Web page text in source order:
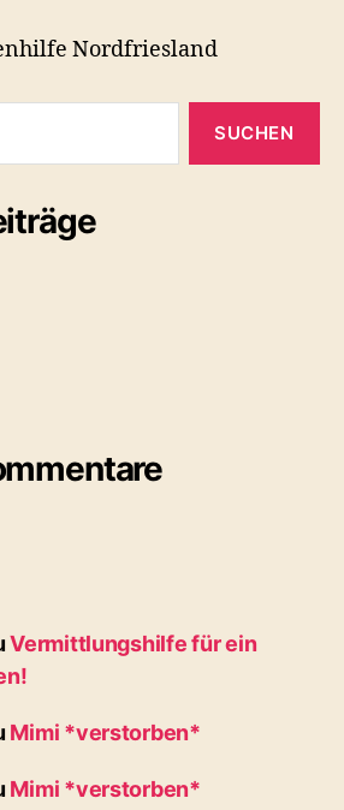
Nordfriesland
Vermittlungshilfe für ein
Mimi *verstorben*
Mimi *verstorben*